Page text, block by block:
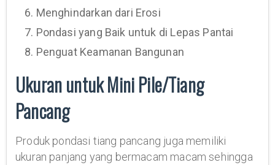
6. Menghindarkan dari Erosi
7. Pondasi yang Baik untuk di Lepas Pantai
8. Penguat Keamanan Bangunan
Ukuran untuk Mini Pile/Tiang
Pancang
Produk pondasi tiang pancang juga memiliki
ukuran panjang yang bermacam macam sehingga